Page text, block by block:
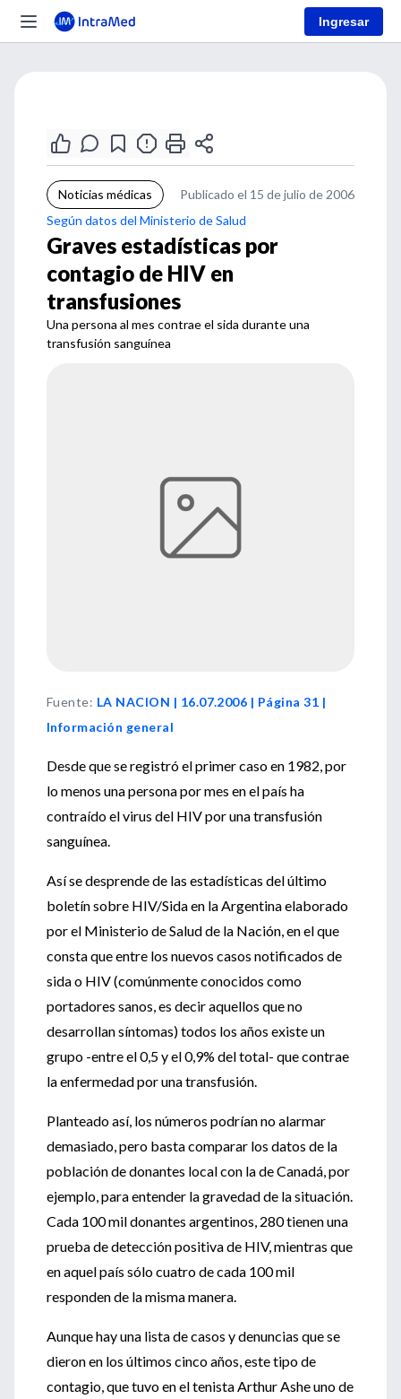
Ingresar
Noticias médicas
Publicado el 15 de julio de 2006
Según datos del Ministerio de Salud
Graves estadísticas por
contagio de HIV en
transfusiones
Una persona al mes contrae el sida durante una
transfusión sanguínea
Fuente: LA NACION | 16.07.2006 | Página 31 |
Información general
Desde que se registró el primer caso en 1982, por
lo menos una persona por mes en el país ha
contraído el virus del HIV por una transfusión
sanguínea.
Así se desprende de las estadísticas del último
boletín sobre HIV/Sida en la Argentina elaborado
por el Ministerio de Salud de la Nación, en el que
consta que entre los nuevos casos notificados de
sida o HIV (comúnmente conocidos como
portadores sanos, es decir aquellos que no
desarrollan síntomas) todos los años existe un
grupo -entre el 0,5 y el 0,9% del total- que contrae
la enfermedad por una transfusión.
Planteado así, los números podrían no alarmar
demasiado, pero basta comparar los datos de la
población de donantes local con la de Canadá, por
ejemplo, para entender la gravedad de la situación.
Cada 100 mil donantes argentinos, 280 tienen una
prueba de detección positiva de HIV, mientras que
en aquel país sólo cuatro de cada 100 mil
responden de la misma manera.
Aunque hay una lista de casos y denuncias que se
dieron en los últimos cinco años, este tipo de
contagio, que tuvo en el tenista Arthur Ashe uno de